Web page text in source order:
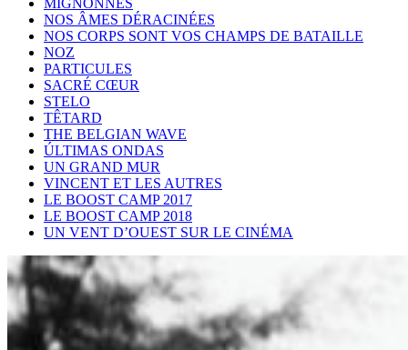
MIGNONNES
NOS ÂMES DÉRACINÉES
NOS CORPS SONT VOS CHAMPS DE BATAILLE
NOZ
PARTICULES
SACRÉ CŒUR
STELO
TÊTARD
THE BELGIAN WAVE
ÚLTIMAS ONDAS
UN GRAND MUR
VINCENT ET LES AUTRES
LE BOOST CAMP 2017
LE BOOST CAMP 2018
UN VENT D’OUEST SUR LE CINÉMA